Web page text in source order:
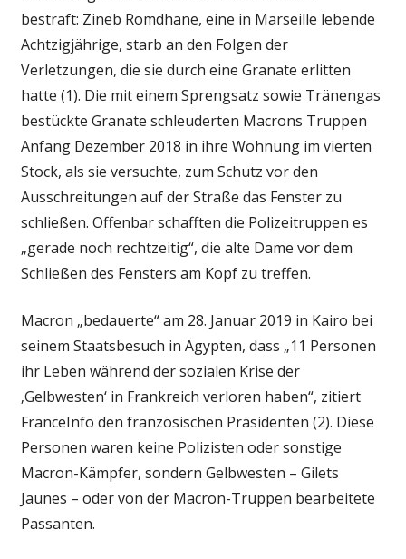
bestraft: Zineb Romdhane, eine in Marseille lebende
Achtzigjährige, starb an den Folgen der
Verletzungen, die sie durch eine Granate erlitten
hatte (1). Die mit einem Sprengsatz sowie Tränengas
bestückte Granate schleuderten Macrons Truppen
Anfang Dezember 2018 in ihre Wohnung im vierten
Stock, als sie versuchte, zum Schutz vor den
Ausschreitungen auf der Straße das Fenster zu
schließen. Offenbar schafften die Polizeitruppen es
„gerade noch rechtzeitig“, die alte Dame vor dem
Schließen des Fensters am Kopf zu treffen.
Macron „bedauerte“ am 28. Januar 2019 in Kairo bei
seinem Staatsbesuch in Ägypten, dass „11 Personen
ihr Leben während der sozialen Krise der
‚Gelbwesten‘ in Frankreich verloren haben“, zitiert
FranceInfo den französischen Präsidenten (2). Diese
Personen waren keine Polizisten oder sonstige
Macron-Kämpfer, sondern Gelbwesten – Gilets
Jaunes – oder von der Macron-Truppen bearbeitete
Passanten.